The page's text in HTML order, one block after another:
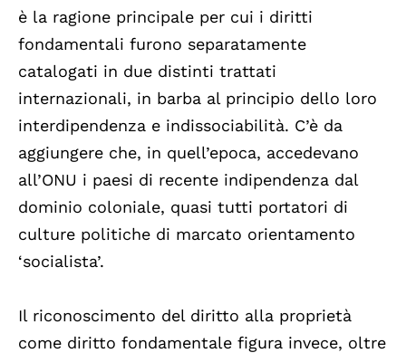
è la ragione principale per cui i diritti
fondamentali furono separatamente
catalogati in due distinti trattati
internazionali, in barba al principio dello loro
interdipendenza e indissociabilità. C’è da
aggiungere che, in quell’epoca, accedevano
all’ONU i paesi di recente indipendenza dal
dominio coloniale, quasi tutti portatori di
culture politiche di marcato orientamento
‘socialista’.
Il riconoscimento del diritto alla proprietà
come diritto fondamentale figura invece, oltre